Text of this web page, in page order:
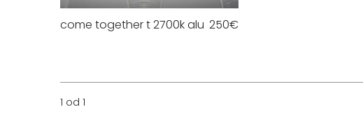
come together t 2700k alu 250€
1 od 1